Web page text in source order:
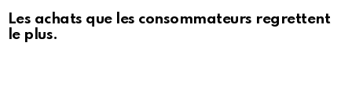
Les achats que les consommateurs regrettent
le plus.